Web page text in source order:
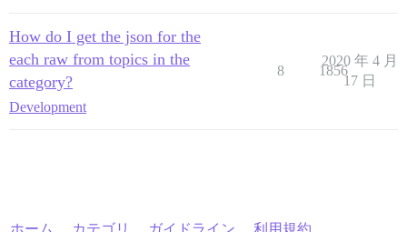
How do I get the json for the
each raw from topics in the
category?
Development
8 1856
2020 年 4 月
17 日